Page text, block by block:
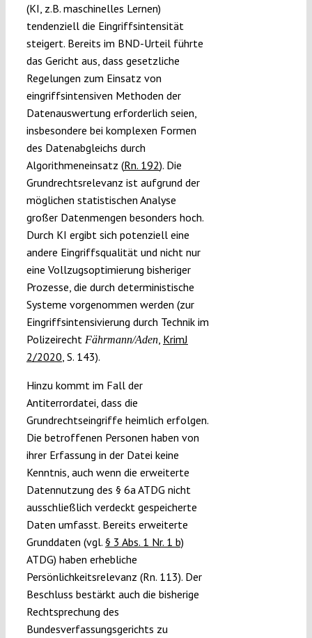
(KI, z.B. maschinelles Lernen)
tendenziell die Eingriffsintensität
steigert. Bereits im BND-Urteil führte
das Gericht aus, dass gesetzliche
Regelungen zum Einsatz von
eingriffsintensiven Methoden der
Datenauswertung erforderlich seien,
insbesondere bei komplexen Formen
des Datenabgleichs durch
Algorithmeneinsatz (Rn. 192). Die
Grundrechtsrelevanz ist aufgrund der
möglichen statistischen Analyse
großer Datenmengen besonders hoch.
Durch KI ergibt sich potenziell eine
andere Eingriffsqualität und nicht nur
eine Vollzugsoptimierung bisheriger
Prozesse, die durch deterministische
Systeme vorgenommen werden (zur
Eingriffsintensivierung durch Technik im
Polizeirecht Fährmann/Aden, KrimJ
2/2020 , S. 143).
Hinzu kommt im Fall der
Antiterrordatei, dass die
Grundrechtseingriffe heimlich erfolgen.
Die betroffenen Personen haben von
ihrer Erfassung in der Datei keine
Kenntnis, auch wenn die erweiterte
Datennutzung des § 6a ATDG nicht
ausschließlich verdeckt gespeicherte
Daten umfasst. Bereits erweiterte
Grunddaten (vgl. § 3 Abs. 1 Nr. 1 b)
ATDG) haben erhebliche
Persönlichkeitsrelevanz (Rn. 113). Der
Beschluss bestärkt auch die bisherige
Rechtsprechung des
Bundesverfassungsgerichts zu